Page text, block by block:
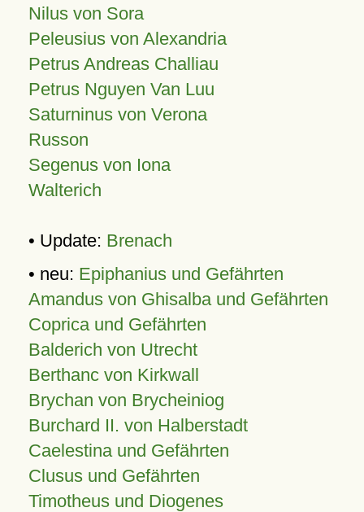
Nilus von Sora
Peleusius von Alexandria
Petrus Andreas Challiau
Petrus Nguyen Van Luu
Saturninus von Verona
Russon
Segenus von Iona
Walterich
• Update: Brenach
• neu: Epiphanius und Gefährten
Amandus von Ghisalba und Gefährten
Coprica und Gefährten
Balderich von Utrecht
Berthanc von Kirkwall
Brychan von Brycheiniog
Burchard II. von Halberstadt
Caelestina und Gefährten
Clusus und Gefährten
Timotheus und Diogenes